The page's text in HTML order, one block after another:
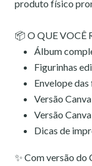
produto físico
📦 O QUE VOCÊ
Álbum
Figurinhas
Envelope
Versão
Versão
Dicas de
✨ Com versão do